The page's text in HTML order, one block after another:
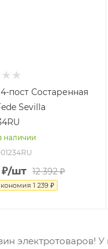
пост Состаренная
Sevilla
наличии
₽/шт 12 392₽
1 239 ₽
электротоваров!